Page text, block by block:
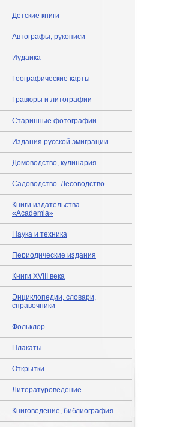
Детские книги
Автографы, рукописи
Иудаика
Географические карты
Гравюры и литографии
Старинные фотографии
Издания русской эмиграции
Домоводство, кулинария
Садоводство. Лесоводство
Книги издательства
«Academia»
Наука и техника
Периодические издания
Книги XVIII века
Энциклопедии, словари,
справочники
Фольклор
Плакаты
Открытки
Литературоведение
Книговедение, библиография